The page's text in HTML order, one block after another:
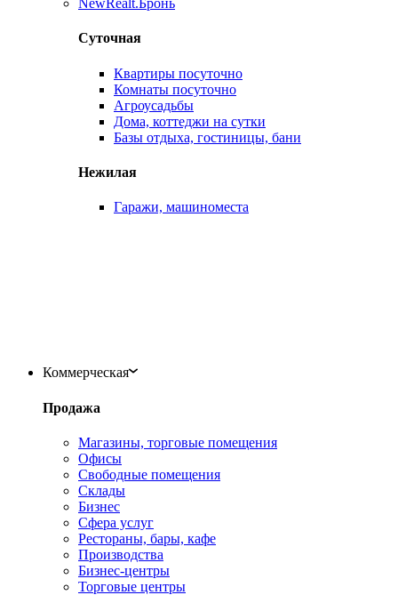
NewRealt.Бронь
Суточная
Квартиры посуточно
Комнаты посуточно
Агроусадьбы
Дома, коттеджи на сутки
Базы отдыха, гостиницы, бани
Нежилая
Гаражи, машиноместа
Коммерческая
Продажа
Магазины, торговые помещения
Офисы
Свободные помещения
Склады
Бизнес
Сфера услуг
Рестораны, бары, кафе
Производства
Бизнес-центры
Торговые центры